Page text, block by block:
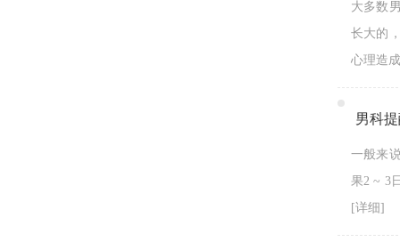
大多数
长大的
心理造
男科
一般来
果2 ~ 3
[详细]